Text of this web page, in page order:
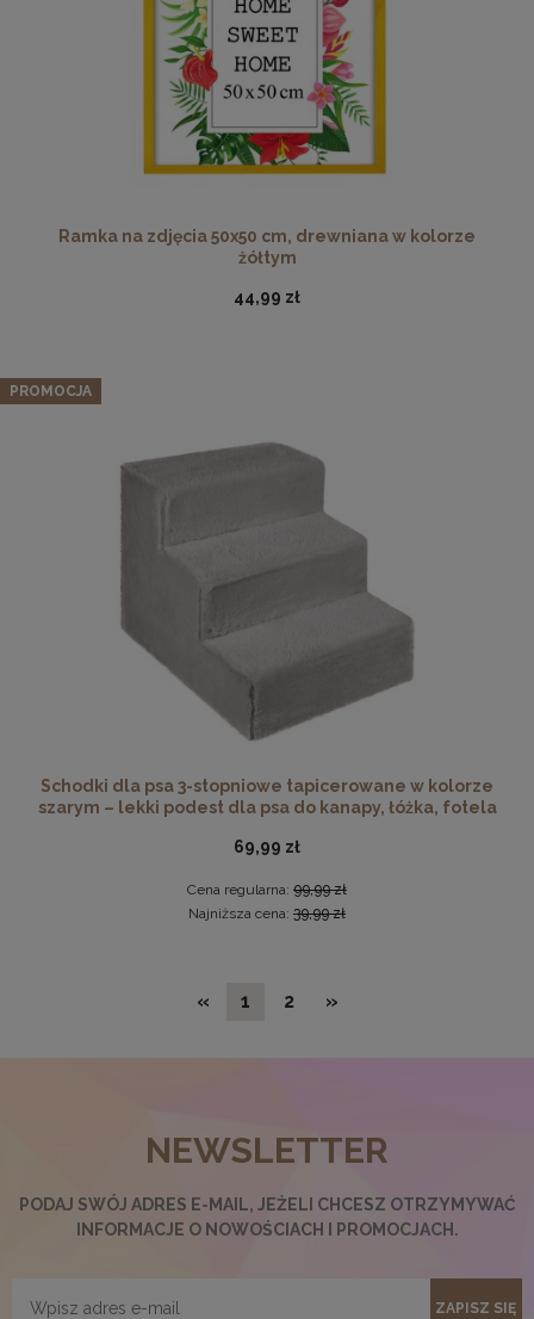
Twarda podkładka korkowa z nadrukiem w rozmiarze
30x40 cm
15,99 zł
DO KOSZYKA
Antyrama plexi w rozmiarze 60x80 cm
Cena regularna:
35,98 zł
Najniższa cena:33,98 zł
Twarda podkładka korkowa z nadrukiem w rozmiarze
30x40 cm - Cat 2
Ramka na zdjęcia 50x50 cm, drewniana w kolorze
żółtym
44,99 zł
Schodki dla psa 3-stopniowe tapicerowane w kolorze
szarym – lekki podest dla psa do kanapy, łóżka, fotela
69,99 zł
Cena regularna: 99,99 zł
Najniższa cena: 39,99 zł
PROMOCJA
« 1 2 »
NEWSLETTER
PODAJ SWÓJ ADRES E-MAIL, JEŻELI CHCESZ OTRZYMYWAĆ
INFORMACJE O NOWOŚCIACH I PROMOCJACH.
ZAPISZ SIĘ